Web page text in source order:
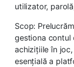
utilizator,
Scop:
gestiona contul
achizițiile în
esențială a